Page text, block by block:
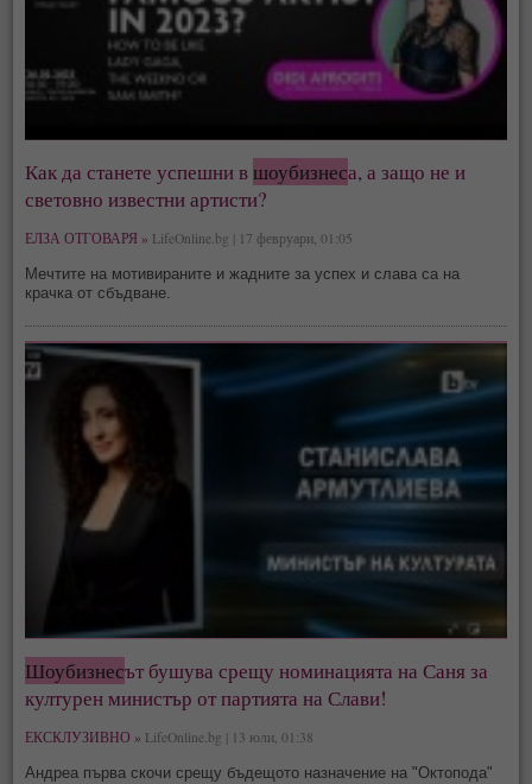
Как да станете успешни вшоубизнеса, а защо не и
световно известни артисти?
ЕЛЗА ОТГОВАРЯ » LifeOnline.bg | 17 февруари, 01:05
Мечтите на мотивираните и жадните за успех и слава са на
крачка от сбъдване.
Шоубизнесът бушува срещу номинацията на Саня за
културен министър от партията на Слави!
ЕКСКЛУЗИВНО » LifeOnline.bg | 13 юли, 01:38
Андреа първа скочи срещу бъдещото назначение на "Октопода"